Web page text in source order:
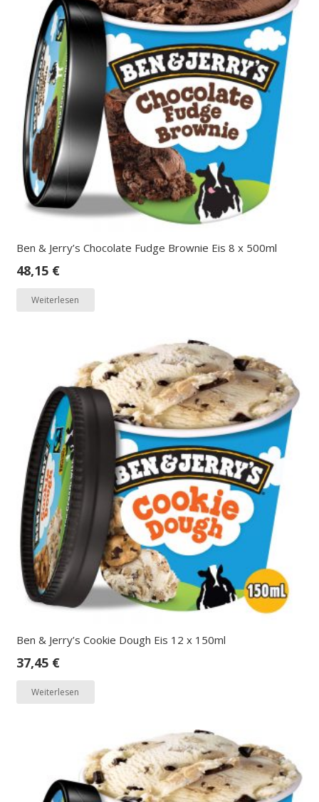
Ben & Jerry’s Chocolate Fudge Brownie Eis 8 x 500ml
48,15 €
Weiterlesen
Ben & Jerry’s Cookie Dough Eis 12 x 150ml
37,45 €
Weiterlesen